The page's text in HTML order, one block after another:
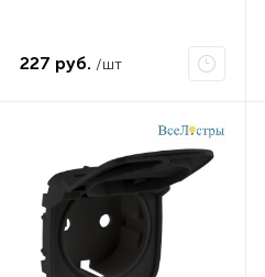
227 руб. /шт